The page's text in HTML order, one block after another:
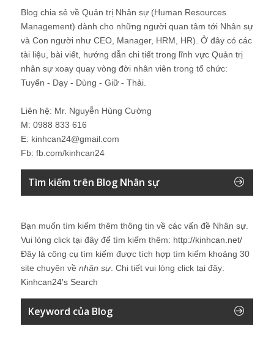
Blog chia sẻ về Quản trị Nhân sự (Human Resources
Management) dành cho những người quan tâm tới Nhân sự
và Con người như CEO, Manager, HRM, HR). Ở đây có các
tài liệu, bài viết, hướng dẫn chi tiết trong lĩnh vực Quản trị
nhân sự xoay quay vòng đời nhân viên trong tổ chức:
Tuyển - Dạy - Dùng - Giữ - Thải.
Liên hệ: Mr. Nguyễn Hùng Cường
M: 0988 833 616
E: kinhcan24@gmail.com
Fb: fb.com/kinhcan24
Tìm kiếm trên Blog Nhân sự
Bạn muốn tìm kiếm thêm thông tin về các vấn đề Nhân sự
Vui lòng click tại đây để tìm kiếm thêm: http://kinhcan.net/
Đây là công cụ tìm kiếm được tích hợp tìm kiếm khoảng 30
site chuyên về nhân sự. Chi tiết vui lòng click tại đây:
Kinhcan24′s Search
Keyword của Blog